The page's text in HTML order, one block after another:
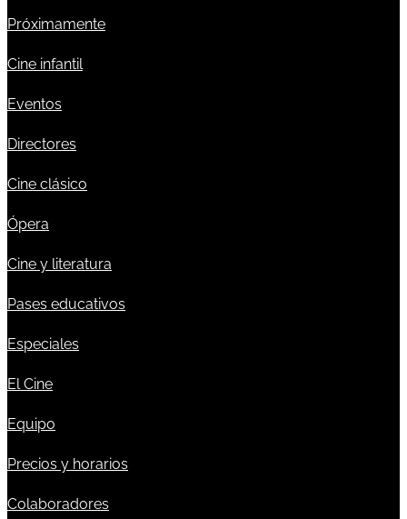
Próximamente
Cine infantil
Eventos
Directores
Cine clásico
Ópera
Cine y literatura
Pases educativos
Especiales
El Cine
Equipo
Precios y horarios
Colaboradores